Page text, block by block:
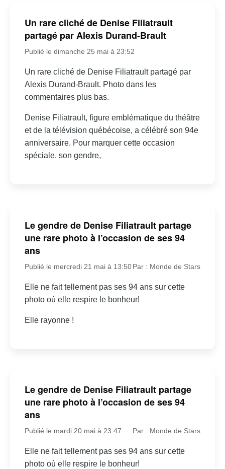
Un rare cliché de Denise Filiatrault
partagé par Alexis Durand-Brault
Publié le dimanche 25 mai à 23:52
Un rare cliché de Denise Filiatrault partagé par
Alexis Durand-Brault. Photo dans les
commentaires plus bas.
Denise Filiatrault, figure emblématique du théâtre
et de la télévision québécoise, a célébré son 94e
anniversaire. Pour marquer cette occasion
spéciale, son gendre,
Le gendre de Denise Filiatrault partage
une rare photo à l’occasion de ses 94
ans
Publié le mercredi 21 mai à 13:50 Par : Monde de Stars
Elle ne fait tellement pas ses 94 ans sur cette
photo où elle respire le bonheur!
Elle rayonne !
Le gendre de Denise Filiatrault partage
une rare photo à l’occasion de ses 94
ans
Publié le mardi 20 mai à 23:47 Par : Monde de Stars
Elle ne fait tellement pas ses 94 ans sur cette
photo où elle respire le bonheur!